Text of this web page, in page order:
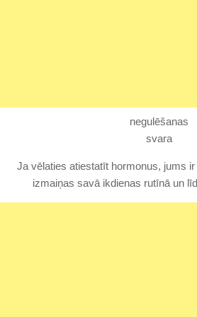
negulēšanas
svara
Ja vēlaties atiestatīt hormonus, jums
izmaiņas savā ikdienas rutīnā un